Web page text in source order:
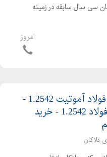
سی سال سابقه در زمینه
امروز
فروش فولاد آموتیت 1.2542 -
قیمت فولاد 1.2542 - خرید
دلاکان